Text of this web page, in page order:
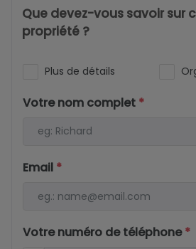
Que devez-vous savoir sur
propriété ?
Plus de détails
Votre nom complet *
Email *
Votre numéro de téléphone*